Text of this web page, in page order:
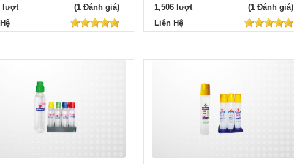
lượt
(1 Đánh giá)
1,506 lượt
(1 Đánh giá)
Liên Hệ